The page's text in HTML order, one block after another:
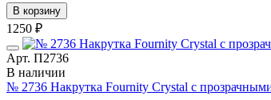
В корзину
1250 ₽
Арт. П2736
В наличии
№ 2736 Накрутка Fournity Crystal с